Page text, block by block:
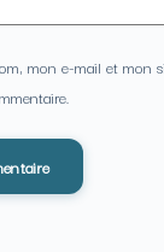
mon e-mail et mon